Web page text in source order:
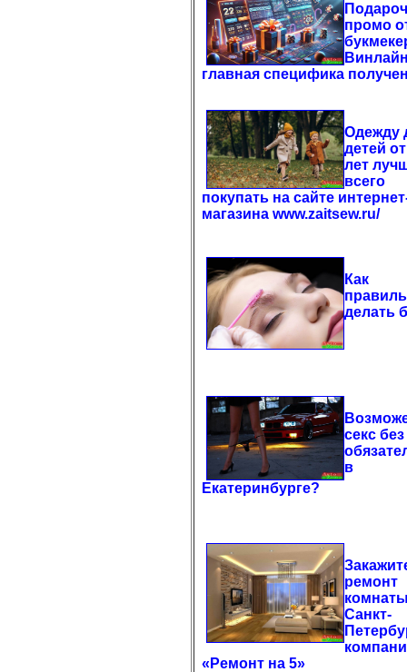
промо
главная специфика
Одежду
детей
лет
всего
покупать на сайте
магазина www.zaitsew.ru/
Как
делать
секс без
в
Екатеринбурге?
ремонт
Санкт-
«Ремонт на 5»